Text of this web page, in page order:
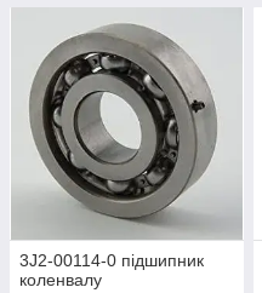
3J2-00114-0 підшипник
коленвалу